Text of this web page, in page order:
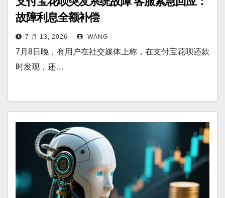
故障利息全额补偿
7 月 13, 2026 WANG
7月8日晚，有用户在社交媒体上称，在支付宝花呗还款
时发现，还…